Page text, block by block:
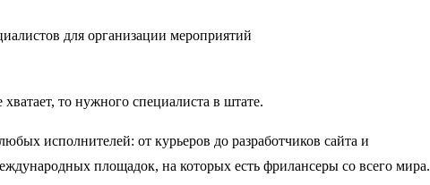
то нужного специалиста в штате.
исполнителей: от курьеров до разработчиков сайта и
площадок, на которых есть фрилансеры со всего мира.